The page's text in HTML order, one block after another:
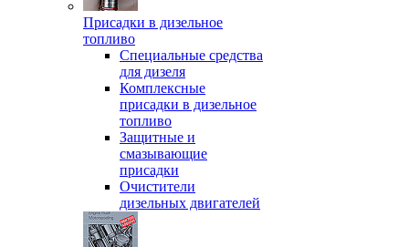
Присадки в дизельное
топливо
Спeциальные средства
для дизеля
Комплексные
присадки в дизельное
топливо
Защитные и
смазывающие
присадки
Очистители
дизельных двигателей